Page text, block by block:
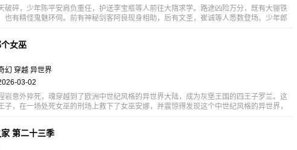
破碎，少年陈平安肩负重任，护送李宝瓶等人前往大隋求学。路途凶险万分，既有大骊铁
也有精怪鬼魅环伺。前有神秘剑客阿良现身相助，后有文圣，崔诚等人悉数登场。少年郎
，挥百万拳，肩头既有草长莺飞也有责任使命。人间山水郎，踏上了他的成长征途。
女巫
幻 穿越 异世界
03-02
岩意外猝死，魂穿越到了欧洲中世纪风格的异世界大陆，成为灰堡王国的四王子罗兰。这
子，在一场处死女巫的刑场上救下了女巫安娜，并震惊得发现这个中世纪风格的异世界，
存在！当身为女巫的安娜施展出的魔法技能后，意识到魔法可以代替现代部分科技的罗
女巫们，利用女巫们的魔法改造边陲镇、改善自己以及当地人的生活。罗兰除了利用魔法
外，还将现代的商贸思路引入边陲镇，罗兰的带领下，人们制造出火枪，罗兰也获得了民
第二十三季